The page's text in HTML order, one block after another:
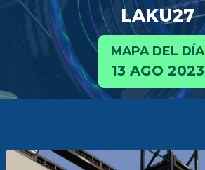
LAKU27
MAPA DEL DÍA
13 AGO 2023